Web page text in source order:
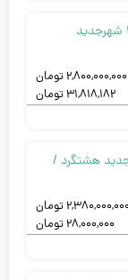
فروش آپارتمان برج ستاره فاز 1 شهرجدید
۲,۸۰۰,۰۰۰,۰۰۰ تومان
۳۱,۸۱۸,۱۸۲ تومان
هشتگرد /
تومان
۲۸,۰۰۰,۰۰۰ تومان